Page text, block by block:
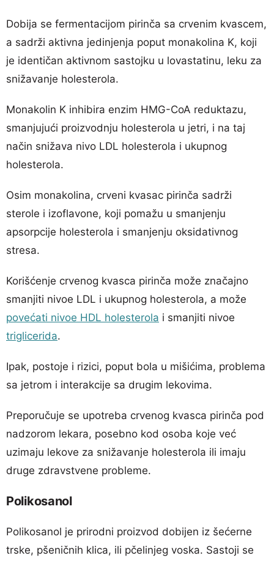
Dobija se fermentacijom pirinča sa crvenim kvascem,
a sadrži aktivna jedinjenja poput monakolina K, koji
je identičan aktivnom sastojku u lovastatinu, leku za
snižavanje holesterola.
Monakolin K inhibira enzim HMG-CoA reduktazu,
smanjujući proizvodnju holesterola u jetri, i na taj
način snižava nivo LDL holesterola i ukupnog
holesterola.
Osim monakolina, crveni kvasac pirinča sadrži
sterole i izoflavone, koji pomažu u smanjenju
apsorpcije holesterola i smanjenju oksidativnog
stresa.
Korišćenje crvenog kvasca pirinča može značajno
smanjiti nivoe LDL i ukupnog holesterola, a može
povećati nivoe HDL holesterola i smanjiti nivoe
triglicerida.
Ipak, postoje i rizici, poput bola u mišićima, problema
sa jetrom i interakcije sa drugim lekovima.
Preporučuje se upotreba crvenog kvasca pirinča pod
nadzorom lekara, posebno kod osoba koje već
uzimaju lekove za snižavanje holesterola ili imaju
druge zdravstvene probleme.
Polikosanol
Polikosanol je prirodni proizvod dobijen iz šećerne
trske, pšeničnih klica, ili pčelinjeg voska. Sastoji se